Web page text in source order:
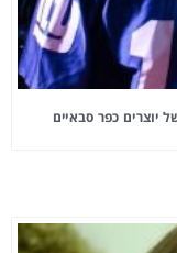
יוצרים כפר סבאיים